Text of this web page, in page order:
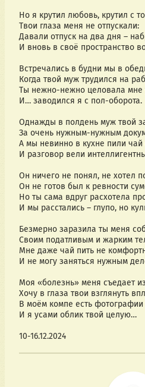
Но я крутил любовь, крутил с
Твои глаза меня не отпускали:
Давали отпуск на два дня –
И вновь в своё пространство
Встречались в будни мы в
Когда твой муж трудился на
Ты нежно-нежно целовала мне
И… заводился я с пол-оборота.
Однажды в полдень муж твой
За очень нужным-нужным
А мы невинно в кухне пили чай
И разговор вели
Он ничего не понял, не хотел
Он не готов был к ревности
Но ты сама вдруг расхотела
И мы расстались – глупо, но
Безмерно заразила ты меня
Своим податливым и жарким
Мне даже чай пить не
И не могу заняться нужным
Моя «болезнь» меня съедает
Хочу в глаза твои взглянуть
В моём компе есть фотографии
И я усами облик твой целую…
10-16.12.2024